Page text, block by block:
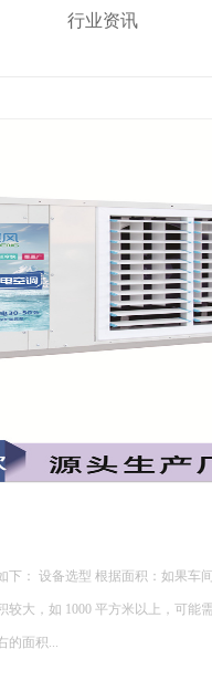
行业资讯
统中央空调、工业节能空调等
备适配性差等问题。想要选到合
精准匹配最优方案。 &...